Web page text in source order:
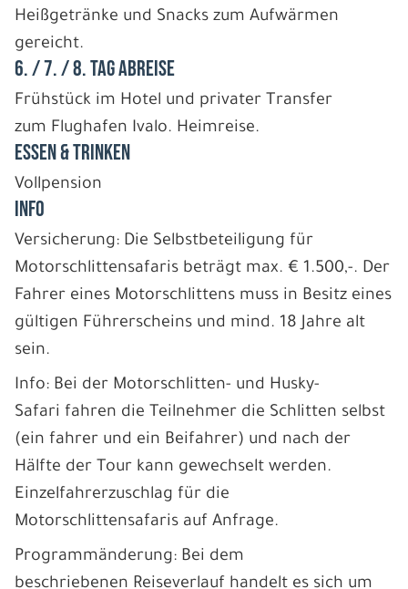
Heißgetränke und Snacks zum Aufwärmen
gereicht.
6. / 7. / 8. TAG ABREISE
Frühstück im Hotel und privater Transfer
zum Flughafen Ivalo. Heimreise.
ESSEN & TRINKEN
Vollpension
INFO
Versicherung: Die Selbstbeteiligung für
Motorschlittensafaris beträgt max. € 1.500,-. Der
Fahrer eines Motorschlittens muss in Besitz eines
gültigen Führerscheins und mind. 18 Jahre alt
sein.
Info: Bei der Motorschlitten- und Husky-
Safari fahren die Teilnehmer die Schlitten selbst
(ein fahrer und ein Beifahrer) und nach der
Hälfte der Tour kann gewechselt werden.
Einzelfahrerzuschlag für die
Motorschlittensafaris auf Anfrage.
Programmänderung: Bei dem
beschriebenen Reiseverlauf handelt es sich um